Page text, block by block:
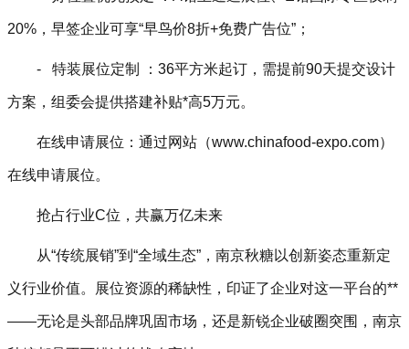
20%，早签企业可享“早鸟价8折+免费广告位”；
- 特装展位定制 ：36平方米起订，需提前90天提交设计
方案，组委会提供搭建补贴*高5万元。
在线申请展位：通过网站（www.chinafood-expo.com）
在线申请展位。
抢占行业C位，共赢万亿未来
从“传统展销”到“全域生态”，南京秋糖以创新姿态重新定
义行业价值。展位资源的稀缺性，印证了企业对这一平台的**
——无论是头部品牌巩固市场，还是新锐企业破圈突围，南京